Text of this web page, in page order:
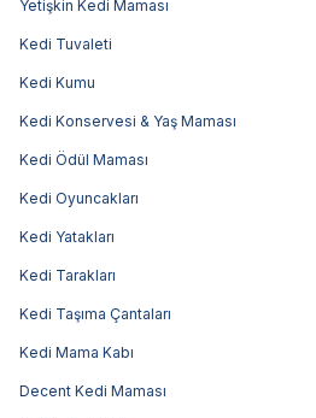
Yetişkin Kedi Maması
Kedi Tuvaleti
Kedi Kumu
Kedi Konservesi & Yaş Maması
Kedi Ödül Maması
Kedi Oyuncakları
Kedi Yatakları
Kedi Tarakları
Kedi Taşıma Çantaları
Kedi Mama Kabı
Decent Kedi Maması